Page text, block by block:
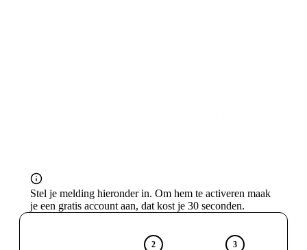
Stel je melding hieronder in. Om hem te activeren maak
je een gratis account aan, dat kost je 30 seconden.
2
3